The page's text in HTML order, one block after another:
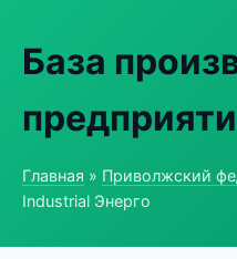
База
Главная » Приволжский
Industrial Энерго